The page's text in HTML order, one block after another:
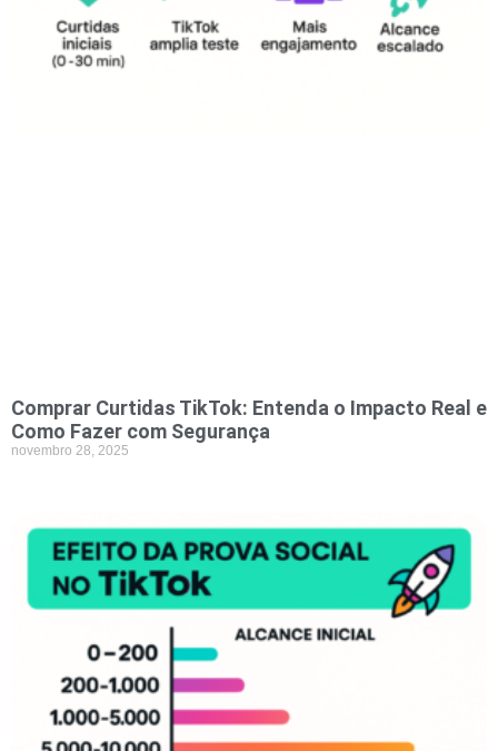
Comprar Curtidas TikTok: Entenda o Impacto Real e
Como Fazer com Segurança
novembro 28, 2025